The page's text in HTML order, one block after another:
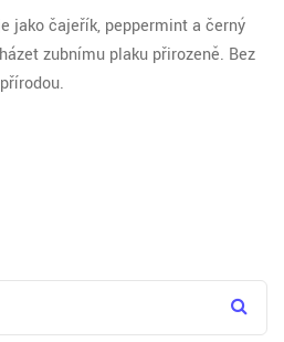
jako čajeřík, peppermint a černý
zubnímu plaku přirozeně. Bez